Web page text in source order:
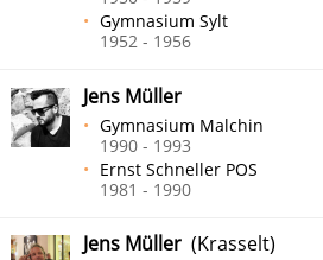
Gymnasium Sylt
1952 - 1956
Jens Müller
Gymnasium Malchin
1990 - 1993
Ernst Schneller POS
1981 - 1990
Jens Müller (Krasselt)